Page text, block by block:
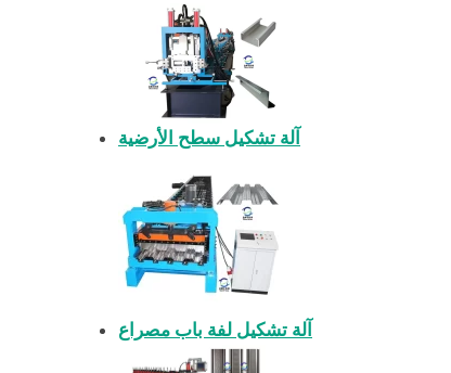
آلة تشكيل سطح الأرضية
آلة تشكيل لفة باب مصراع